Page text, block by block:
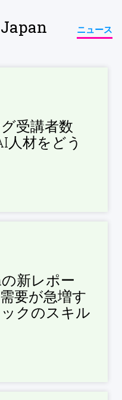
ニュース
受講者数
人材をどう
新レポー
要が急増す
クのスキル